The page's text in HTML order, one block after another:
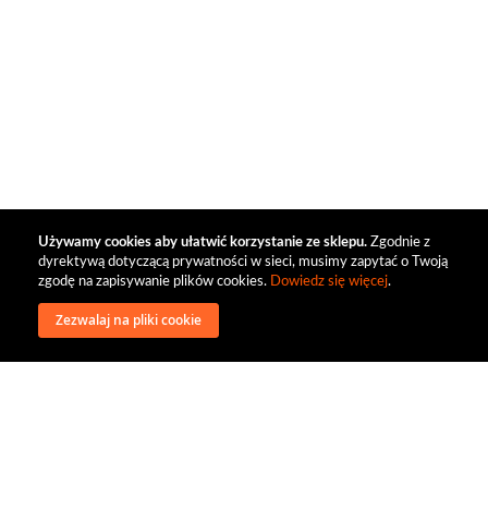
Używamy cookies aby ułatwić korzystanie ze sklepu. Zgodnie z
dyrektywą dotyczącą prywatności w sieci, musimy zapytać o Twoją
zgodę na zapisywanie plików cookies. Dowiedz się więcej.
Zezwalaj na pliki cookie